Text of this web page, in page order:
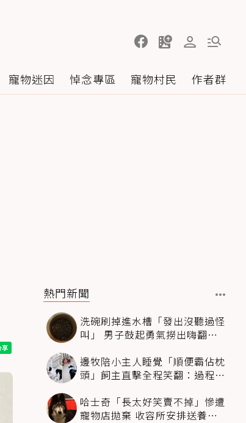
寵物迷因 悼念專區 寵物村民 作者群
熱門新聞
洗碗刷掉進水槽「發出沒聽過怪
叫」 男子鼓起勇氣撈出嗨翻：
邊牧陪小主人睡覺「順便霸佔枕
頭」飼主直擊全程笑翻：過程絲
哈士奇「長太好笑賣不掉」慘遭
寵物店拋棄 收容所安排送養活